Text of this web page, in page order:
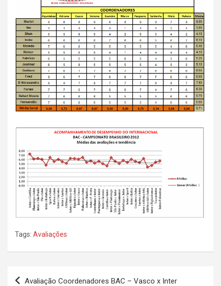
Tags: Avaliações
Navegação
Avaliação Coordenadores BAC – Vasco x Inter